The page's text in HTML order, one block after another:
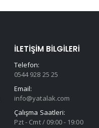
İLETIŞIM BILGILERI
Telefon:
0544 928 25 25
Email:
info@yatalak.com
Çalışma Saatleri:
Pzt - Cmt / 09:00 - 19:00